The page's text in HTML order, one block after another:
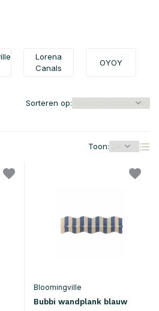
Lorena
Canals
OYOY
Toon:
Sorteren op:
Bloomingville
Bubbi wandplank blauw